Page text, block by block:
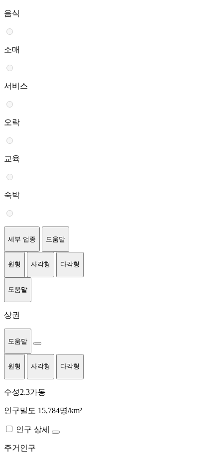
음식
소매
서비스
오락
교육
숙박
세부 업종 도움말
원형 사각형 다각형
도움말
상권
도움말
원형 사각형 다각형
수성2.3가동
인구밀도 15,784명/km²
인구 상세
주거인구